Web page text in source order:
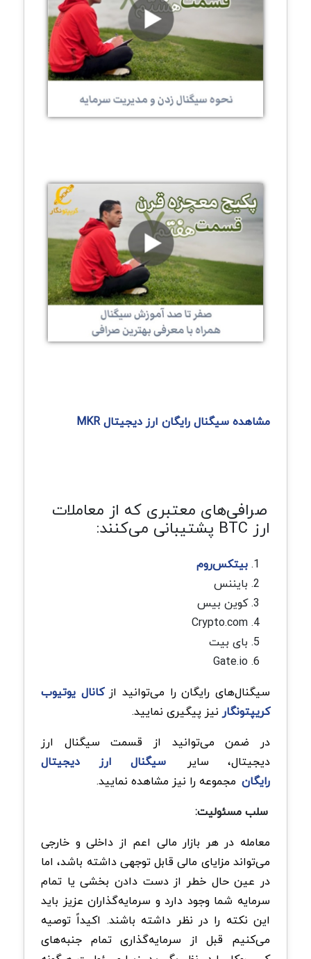
مشاهده سیگنال رایگان ارز دیجیتال MKR
صرافی‌های معتبری که از معاملات
ارز BTC پشتیبانی می‌کنند:
بیتکس‌روم
بایننس
کوین بیس
Crypto.com
بای بیت
Gate.io
سیگنال‌های رایگان را می‌توانید ازکانال یوتیوب
کریپتونگار نیز پیگیری نمایید.
در ضمن می‌توانید از قسمت سیگنال ارز
دیجیتال، سایر
سیگنال‌ ارز دیجیتال
رایگان مجموعه را نیز مشاهده نمایید.
سلب مسئولیت:
معامله در هر بازار مالی اعم از داخلی و خارجی
می‌تواند مزایای مالی قابل توجهی داشته باشد، اما
در عین حال خطر از دست دادن بخشی یا تمام
سرمایه شما وجود دارد و سرمایه‌گذاران عزیز باید
این نکته را در نظر داشته باشند. اکیداً توصیه
می‌کنیم قبل از سرمایه‌گذاری تمام جنبه‌های